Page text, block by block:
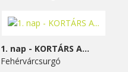
1. nap - KORTÁRS A...
Fehérvárcsurgó